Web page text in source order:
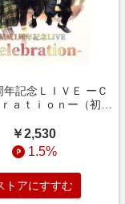
年記念ＬＩＶＥ ーＣ
ａｔｉｏｎー（初回
Ｄｉｓｃ）
￥2,530
1.5%
トアにすすむ